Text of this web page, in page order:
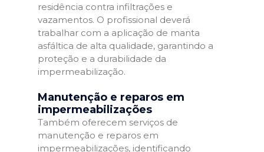
residência contra infiltrações e
vazamentos. O profissional deverá
trabalhar com a aplicação de manta
asfáltica de alta qualidade, garantindo a
proteção e a durabilidade da
impermeabilização.
Manutenção e reparos em
impermeabilizações
Também oferecem serviços de
manutenção e reparos em
impermeabilizações, identificando